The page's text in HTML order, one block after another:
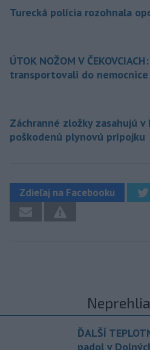
Turecká polícia rozohnala
ÚTOK NOŽOM V
transportovali do nemocnice
Záchranné zložky zasahujú v
poškodenú plynovú prípojku
Zdieľaj na Facebooku
ĎALŠÍ
padol v